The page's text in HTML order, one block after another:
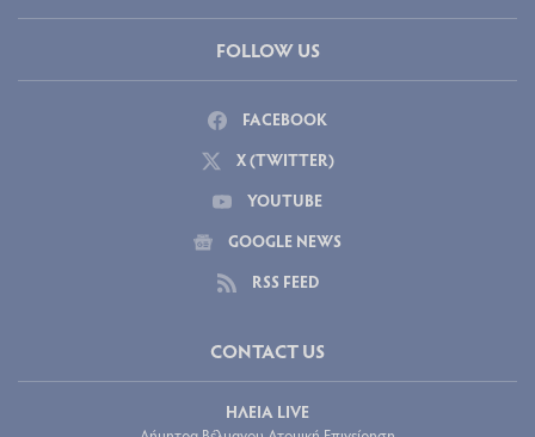
FOLLOW US
FACEBOOK
X (TWITTER)
YOUTUBE
GOOGLE NEWS
RSS FEED
CONTACT US
ΗΛΕΙΑ LIVE